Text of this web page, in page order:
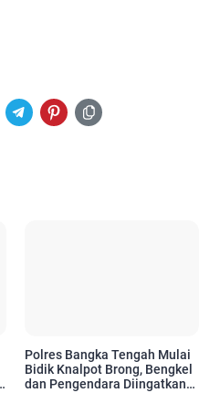
Polres Bangka Tengah Mulai
Bidik Knalpot Brong, Bengkel
dan Pengendara Diingatkan